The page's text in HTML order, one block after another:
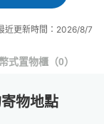
近更新時間：2026/8/7
式置物櫃 （0）
物地點